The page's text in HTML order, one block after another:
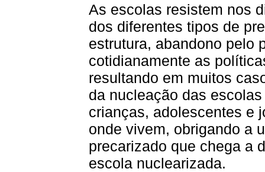
As escolas resistem nos
dos diferentes tipos de
estrutura, abandono pelo
cotidianamente as
resultando em muitos
da nucleação das
crianças, adolescentes e
onde vivem, obrigando a
precarizado que chega a
escola nuclearizada.